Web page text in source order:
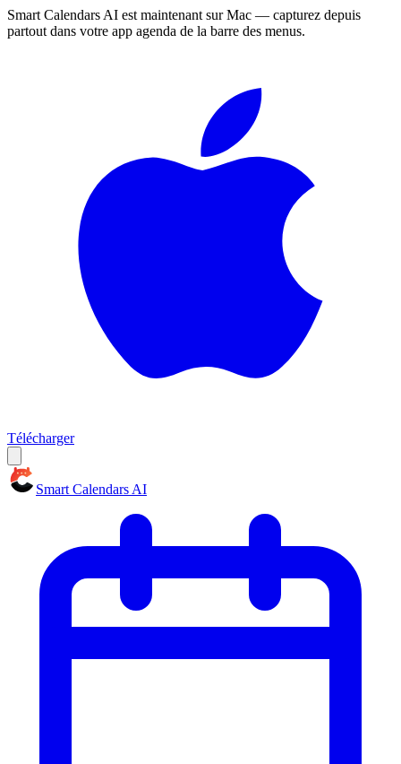
Smart Calendars AI est maintenant sur Mac — capturez depuis
partout dans votre app agenda de la barre des menus.
Télécharger
Smart Calendars AI